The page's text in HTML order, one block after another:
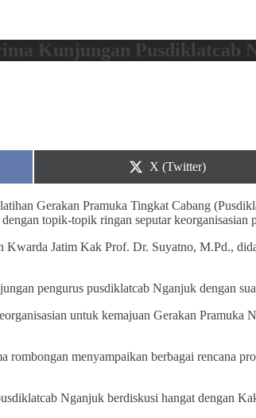
Kunjungan Pusdiklatcab
Share
X (Twitter)
Gerakan Pramuka Tingkat Cabang
topik-topik ringan seputar keorganisasian
Kwarda Jatim Kak Prof. Dr. Suyatno, M.Pd.,
pengurus pusdiklatcab Nganjuk dengan
untuk kemajuan Gerakan
menyampaikan berbagai rencana
Nganjuk berdiskusi hangat dengan